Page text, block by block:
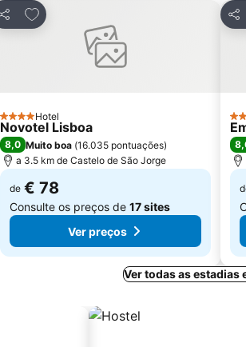
Partilhar
Adicionar aos favoritos
4 Estrelas
Hotel
Novotel Lisboa
8,0 Muito boa (16.035 pontuações)
a 3.5 km de Castelo de São Jorge
de € 78
Consulte os preços de 17 sites
Ver preços
3
Ver todas as estadias